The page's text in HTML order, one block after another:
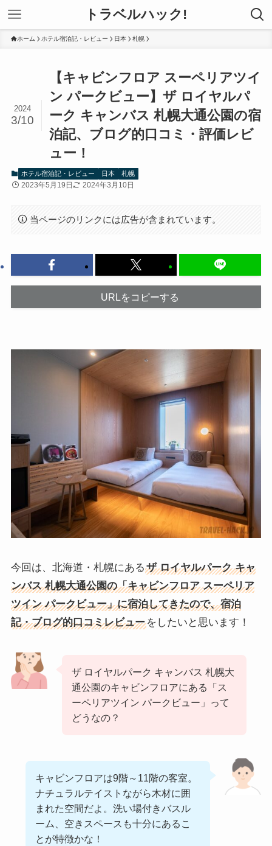
トラベルハック!
ホーム ホテル宿泊記・レビュー 日本 札幌
【キャビンフロア スーペリアツイ
ン パークビュー】ザ ロイヤルパ
ーク キャンバス 札幌大通公園の宿
泊記、ブログ的口コミ・評価レビ
ュー！
2024
3/10
ホテル宿泊記・レビュー 日本 札幌
2023年5月19日 2024年3月10日
当ページのリンクには広告が含まれています。
URLをコピーする
今回は、北海道・札幌にある ザ ロイヤルパーク キャ
ンバス 札幌大通公園の「キャビンフロア スーペリア
ツイン パークビュー」に宿泊してきたので、宿泊
記・ブログ的口コミレビューをしたいと思います！
ザ ロイヤルパーク キャンバス 札幌大
通公園のキャビンフロアにある「ス
ーペリアツイン パークビュー」って
どうなの？
キャビンフロアは9階～11階の客室。
ナチュラルテイストながら木材に囲
まれた空間だよ。洗い場付きバスル
ーム、空きスペースも十分にあるこ
とが特徴かな！